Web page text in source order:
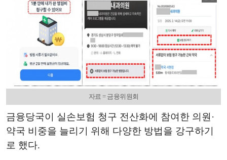
자료 = 금융위원회
금융당국이 실손보험 청구 전산화에 참여한 의원·
약국 비중을 늘리기 위해 다양한 방법을 강구하기
로 했다.